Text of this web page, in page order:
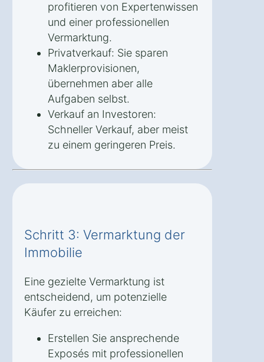
profitieren von Expertenwissen
und einer professionellen
Vermarktung.
Privatverkauf: Sie sparen
Maklerprovisionen,
übernehmen aber alle
Aufgaben selbst.
Verkauf an Investoren:
Schneller Verkauf, aber meist
zu einem geringeren Preis.
Schritt 3: Vermarktung der
Immobilie
Eine gezielte Vermarktung ist
entscheidend, um potenzielle
Käufer zu erreichen:
Erstellen Sie ansprechende
Exposés mit professionellen